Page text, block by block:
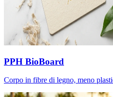
PPH BioBoard
Corpo in fibre di legno, meno